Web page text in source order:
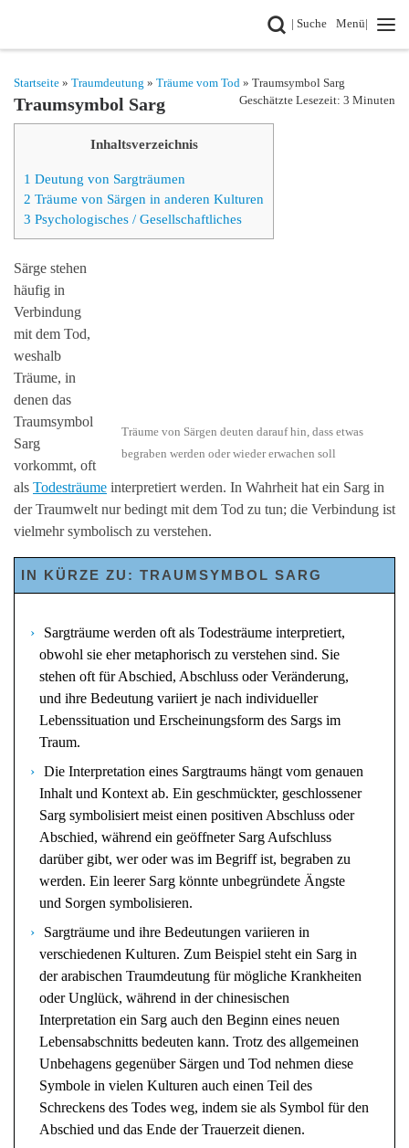
| SucheSearch
Menü|
Startseite » Traumdeutung » Träume vom Tod » Traumsymbol Sarg
Geschätzte Lesezeit: 3 Minuten
Traumsymbol Sarg
Inhaltsverzeichnis
1 Deutung von Sargträumen
2 Träume von Särgen in anderen Kulturen
3 Psychologisches / Gesellschaftliches
Träume von Särgen deuten darauf hin, dass etwas
begraben werden oder wieder erwachen soll
Särge stehen
häufig in
Verbindung
mit dem Tod,
weshalb
Träume, in
denen das
Traumsymbol
Sarg
vorkommt, oft
als Todesträume interpretiert werden. In Wahrheit hat ein Sarg in
der Traumwelt nur bedingt mit dem Tod zu tun; die Verbindung ist
vielmehr symbolisch zu verstehen.
IN KÜRZE ZU: TRAUMSYMBOL SARG
Sargträume werden oft als Todesträume interpretiert,
obwohl sie eher metaphorisch zu verstehen sind. Sie
stehen oft für Abschied, Abschluss oder Veränderung,
und ihre Bedeutung variiert je nach individueller
Lebenssituation und Erscheinungsform des Sargs im
Traum.
Die Interpretation eines Sargtraums hängt vom genauen
Inhalt und Kontext ab. Ein geschmückter, geschlossener
Sarg symbolisiert meist einen positiven Abschluss oder
Abschied, während ein geöffneter Sarg Aufschluss
darüber gibt, wer oder was im Begriff ist, begraben zu
werden. Ein leerer Sarg könnte unbegründete Ängste
und Sorgen symbolisieren.
Sargträume und ihre Bedeutungen variieren in
verschiedenen Kulturen. Zum Beispiel steht ein Sarg in
der arabischen Traumdeutung für mögliche Krankheiten
oder Unglück, während in der chinesischen
Interpretation ein Sarg auch den Beginn eines neuen
Lebensabschnitts bedeuten kann. Trotz des allgemeinen
Unbehagens gegenüber Särgen und Tod nehmen diese
Symbole in vielen Kulturen auch einen Teil des
Schreckens des Todes weg, indem sie als Symbol für den
Abschied und das Ende der Trauerzeit dienen.